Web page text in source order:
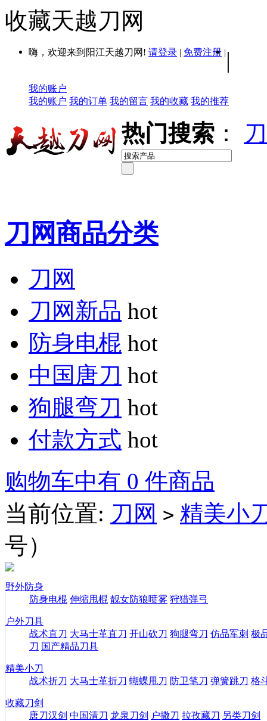
收藏天越刀网
嗨，欢迎来到阳江天越刀网! 请登录 | 免费注册 | |
我的账户
我的账户 我的订单 我的留言 我的收藏 我的推荐
热门搜索 ：
刀网商品分类
刀网
刀网新品 hot
防身电棍 hot
中国唐刀 hot
狗腿弯刀 hot
付款方式 hot
购物车中有 0 件商品
当前位置: 刀网 > 精美小
号）
野外防身
防身电棍 伸缩甩棍 靓女防狼喷雾 狩猎弹弓
户外刀具
战术直刀 大马士革直刀 开山砍刀 狗腿弯刀 仿品军刺 极
刀 国产精品刀具
精美小刀
战术折刀 大马士革折刀 蝴蝶甩刀 防卫笔刀 弹簧跳刀 格
收藏刀剑
唐刀汉剑 中国清刀 龙泉刀剑 户撒刀 拉孜藏刀 另类刀剑